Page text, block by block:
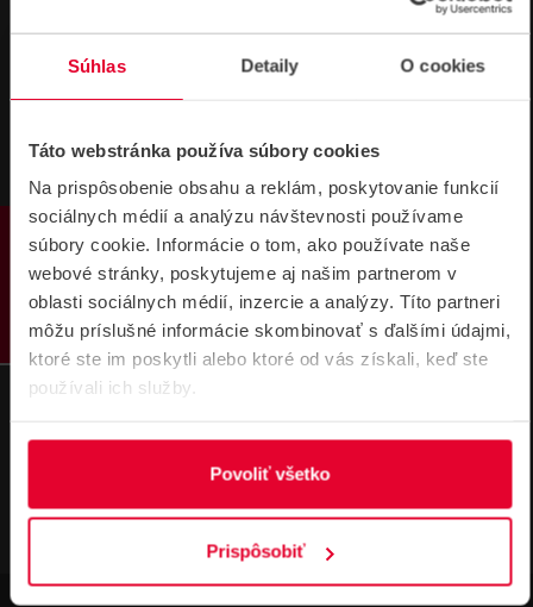
Súhlas Detaily O cookies
Táto webstránka používa súbory cookies
Na prispôsobenie obsahu a reklám, poskytovanie funkcií
sociálnych médií a analýzu návštevnosti používame
súbory cookie. Informácie o tom, ako používate naše
webové stránky, poskytujeme aj našim partnerom v
oblasti sociálnych médií, inzercie a analýzy. Títo partneri
môžu príslušné informácie skombinovať s ďalšími údajmi,
ktoré ste im poskytli alebo ktoré od vás získali, keď ste
používali ich služby.
Povoliť všetko
Prispôsobiť
PRODUKTY
NÁVODY A PODPORA
DATASHEETY
HDMI over IP TX Prevodník HDMI na LA
N Produktový list
42,71 kB